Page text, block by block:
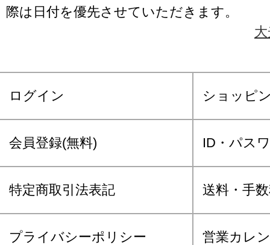
際は日付を優先させていただきます。
ログイン ショッピ
会員登録(無料) ID・パス
特定商取引法表記 送料・手
プライバシーポリシー 営業カレ